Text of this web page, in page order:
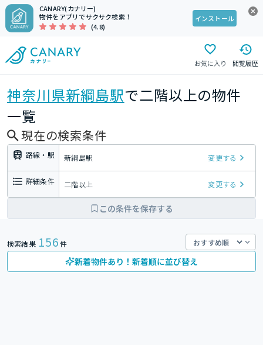
CANARY(カナリー)
物件をアプリでサクサク検索！
(4.8)
インストール
お気に入り 閲覧履歴
神奈川県新綱島駅で二階以上の物件
一覧
現在の検索条件
路線・駅 新綱島駅 変更する
詳細条件 二階以上 変更する
この条件を保存する
検索結果 156件
新着物件あり！新着順に並び替え